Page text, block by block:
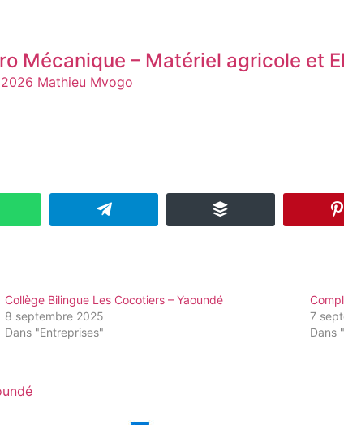
Mécanique – Matériel agricole et
Mathieu Mvogo
Collège Bilingue Les Cocotiers – Yaoundé
8 septembre 2025
Dans "Entreprises"
7
Dans